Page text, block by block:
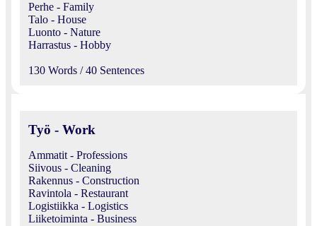
Perhe - Family
Talo - House
Luonto - Nature
Harrastus - Hobby
130 Words / 40 Sentences
Työ - Work
Ammatit - Professions
Siivous - Cleaning
Rakennus - Construction
Ravintola - Restaurant
Logistiikka - Logistics
Liiketoiminta - Business